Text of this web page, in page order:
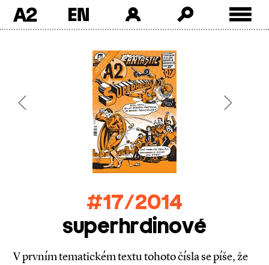
A2
Previous Next
#17/2014
superhrdinové
V prvním tematickém textu tohoto čísla se píše, že